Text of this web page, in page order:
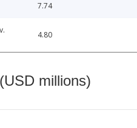
7.74
4.80
millions)